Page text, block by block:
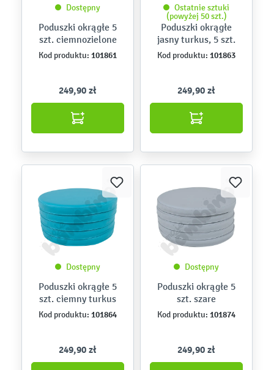
Dostępny
Poduszki okrągłe 5
szt. ciemnozielone
Kod produktu: 101861
249,90 zł
Ostatnie sztuki
(powyżej 50 szt.)
Poduszki okrągłe
jasny turkus, 5 szt.
Kod produktu: 101863
249,90 zł
Dostępny
Poduszki okrągłe 5
szt. ciemny turkus
Kod produktu: 101864
249,90 zł
Dostępny
Poduszki okrągłe 5
szt. szare
Kod produktu: 101874
249,90 zł